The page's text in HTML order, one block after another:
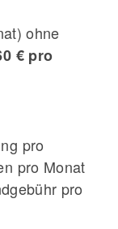
ohne
€ pro
pro
pro Monat
pro